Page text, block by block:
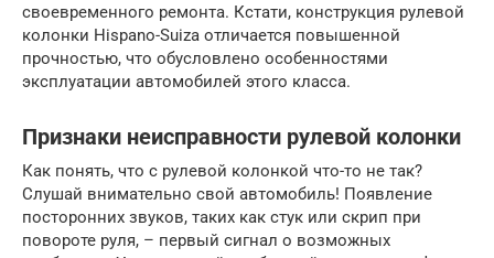
своевременного ремонта. Кстати, конструкция рулевой
колонки Hispano-Suiza отличается повышенной
прочностью, что обусловлено особенностями
эксплуатации автомобилей этого класса.
Признаки неисправности рулевой колонки
Как понять, что с рулевой колонкой что-то не так?
Слушай внимательно свой автомобиль! Появление
посторонних звуков, таких как стук или скрип при
повороте руля, – первый сигнал о возможных